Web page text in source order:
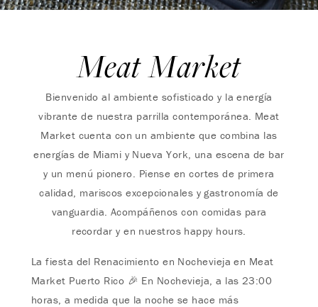
Meat Market
Bienvenido al ambiente sofisticado y la energía
vibrante de nuestra parrilla contemporánea. Meat
Market cuenta con un ambiente que combina las
energías de Miami y Nueva York, una escena de bar
y un menú pionero. Piense en cortes de primera
calidad, mariscos excepcionales y gastronomía de
vanguardia. Acompáñenos con comidas para
recordar y en nuestros happy hours.
La fiesta del Renacimiento en Nochevieja en Meat
Market Puerto Rico 🎉 En Nochevieja, a las 23:00
horas, a medida que la noche se hace más